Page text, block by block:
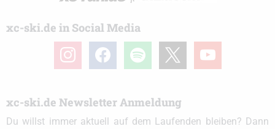
xc-ski.de in Social Media
instagramfacebook spotify youtube
xc-ski.de Newsletter Anmeldung
Du willst immer aktuell auf dem Laufenden bleiben? Dann